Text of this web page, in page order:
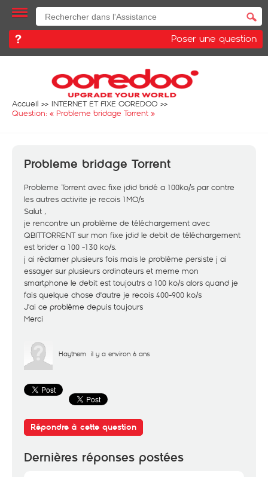
Poser une question
Accueil
INTERNET ET FIXE OOREDOO
Question: « Probleme bridage Torrent »
Probleme bridage Torrent
Probleme Torrent avec fixe jdid bridé a 100ko/s par contre
les autres activite je recois 1MO/s
Salut ,
je rencontre un problème de téléchargement avec
QBITTORRENT sur mon fixe jdid le debit de téléchargement
est brider a 100 -130 ko/s.
j ai réclamer plusieurs fois mais le problème persiste j ai
essayer sur plusieurs ordinateurs et meme mon
smartphone le debit est toujoutrs a 100 ko/s alors quand je
fais quelque chose d'autre je recois 400-900 ko/s
J'ai ce problème depuis toujours
Merci
Haythem il y a environ 6 ans
Répondre à cette question
Dernières réponses postées